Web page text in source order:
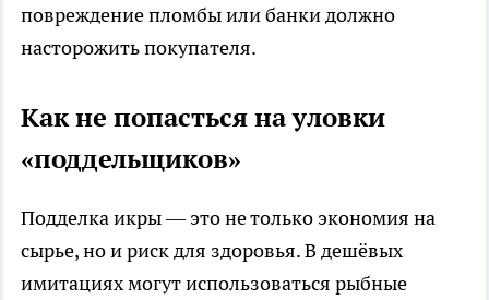
повреждение пломбы или банки должно
насторожить покупателя.
Как не попасться на уловки
«поддельщиков»
Подделка икры — это не только экономия на
сырье, но и риск для здоровья. В дешёвых
имитациях могут использоваться рыбные